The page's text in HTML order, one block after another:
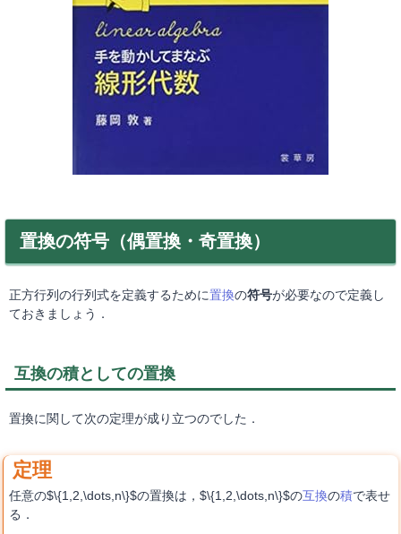
置換の符号（偶置換・奇置換）
正方行列の行列式を定義するために置換の符号が必要なので定義し
ておきましょう．
互換の積としての置換
置換に関して次の定理が成り立つのでした．
任意の$\{1,2,\dots,n\}$の置換は，$\{1,2,\dots,n\}$の互換の積で表せ
る．